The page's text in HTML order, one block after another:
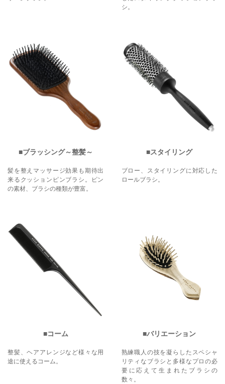
シ。
ブラッシング～整髪～
髪を整えマッサージ効果も期待出
来るクッションピンブラシ。ピン
の素材、ブラシの種類が豊富。
スタイリング
ブロー、スタイリングに対応した
ロールブラシ。
コーム
整髪、ヘアアレンジなど様々な用
途に使えるコーム。
バリエーション
熟練職人の技を凝らしたスペシャ
リティなブラシと多様なプロの必
要に応えて生まれたブラシの
数々。